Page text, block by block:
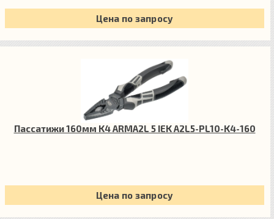
Цена по запросу
Пассатижи 160мм K4 ARMA2L 5 IEK A2L5-PL10-K4-160
Цена по запросу